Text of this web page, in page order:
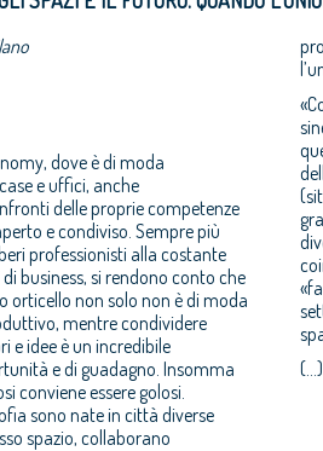
dove è di moda
e uffici, anche
delle proprie competenze
e condiviso. Sempre più
professionisti alla costante
business, si rendono conto che
orticello non solo non è di moda
mentre condividere
e idee è un incredibile
e di guadagno. Insomma
conviene essere golosi.
sono nate in città diverse
spazio, collaborano
(...)